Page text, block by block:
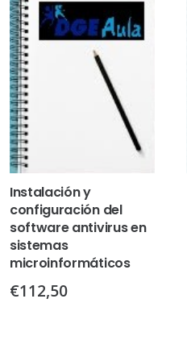
Instalación y
configuración del
software antivirus en
sistemas
microinformáticos
€112,50